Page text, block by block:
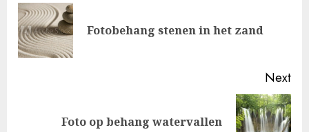
navigation
Fotobehang stenen in het zand
Next
Foto op behang watervallen